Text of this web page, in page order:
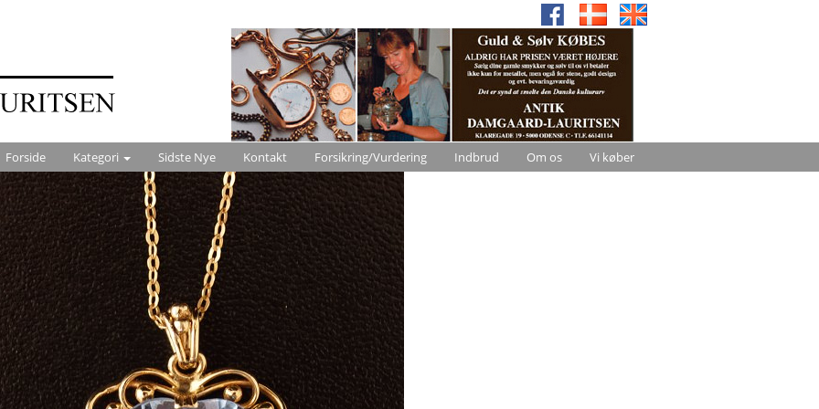
Forside Kategori Sidste Nye Kontakt Forsikring/Vurdering Indbrud Om os Vi køber